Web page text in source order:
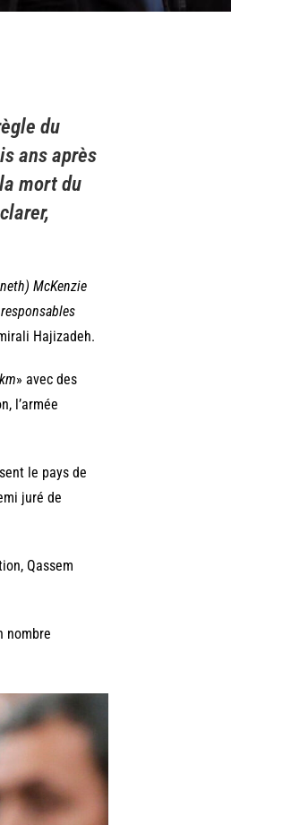
du
ans après
mort du
McKenzie
Hajizadeh.
» avec des
l’armée
le pays de
juré de
Qassem
nombre